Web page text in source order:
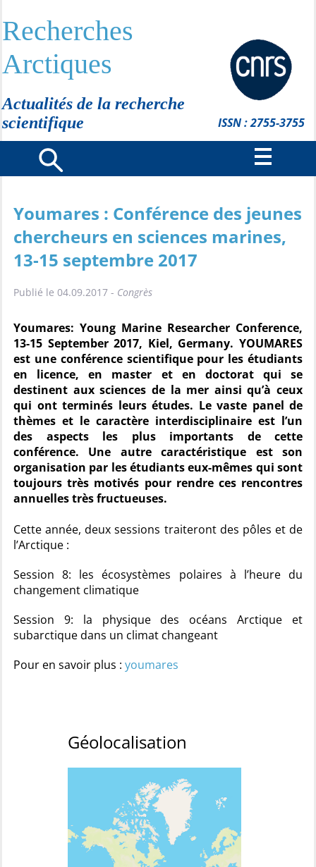
Recherches
Arctiques
Actualités de la recherche
scientifique
ISSN : 2755-3755
Youmares : Conférence des jeunes
chercheurs en sciences marines,
13-15 septembre 2017
Publié le 04.09.2017 - Congrès
Youmares: Young Marine Researcher Conference,
13-15 September 2017, Kiel, Germany. YOUMARES
est une conférence scientifique pour les étudiants
en licence, en master et en doctorat qui se
destinent aux sciences de la mer ainsi qu’à ceux
qui ont terminés leurs études. Le vaste panel de
thèmes et le caractère interdisciplinaire est l’un
des aspects les plus importants de cette
conférence. Une autre caractéristique est son
organisation par les étudiants eux-mêmes qui sont
toujours très motivés pour rendre ces rencontres
annuelles très fructueuses.
Cette année, deux sessions traiteront des pôles et de
l’Arctique :
Session 8: les écosystèmes polaires à l’heure du
changement climatique
Session 9: la physique des océans Arctique et
subarctique dans un climat changeant
Pour en savoir plus : youmares
Géolocalisation